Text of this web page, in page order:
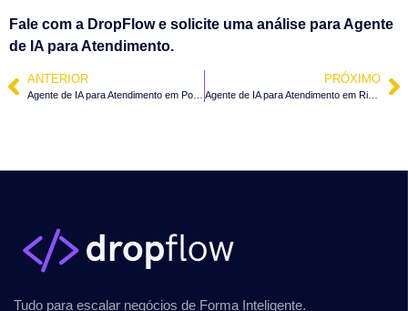
Fale com a DropFlow e solicite uma análise para Agente
de IA para Atendimento.
ANTERIOR PRÓXIMO
Agente de IA para Atendimento em Rio dos Cedros – SC
Tudo para escalar negócios de Forma Inteligente.